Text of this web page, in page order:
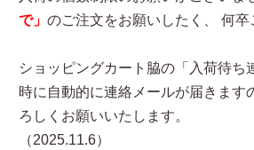
で」 のご注文をお願いしたく、 何卒
ショッピングカート脇の「入荷待ち
時に自動的に連絡メールが届きます
ろしくお願いいたします。
（2025.11.6）